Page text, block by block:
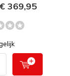
369,95